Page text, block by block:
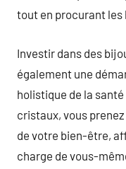
tout en procurant
Investir dans des
également une
holistique de la
cristaux, vous
de votre bien-être,
charge de vous-